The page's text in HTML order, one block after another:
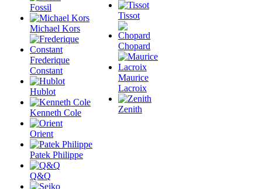
Fossil
Michael Kors
Frederique
Constant
Hublot
Kenneth Cole
Orient
Patek Philippe
Q&Q
Tissot
Chopard
Maurice
Lacroix
Zenith